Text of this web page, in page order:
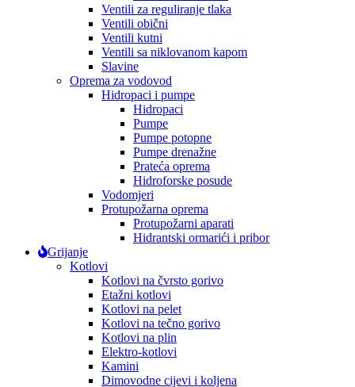
Ventili za reguliranje tlaka
Ventili obični
Ventili kutni
Ventili sa niklovanom kapom
Slavine
Oprema za vodovod
Hidropaci i pumpe
Hidropaci
Pumpe
Pumpe potopne
Pumpe drenažne
Prateća oprema
Hidroforske posude
Vodomjeri
Protupožarna oprema
Protupožarni aparati
Hidrantski ormarići i pribor
Grijanje
Kotlovi
Kotlovi na čvrsto gorivo
Etažni kotlovi
Kotlovi na pelet
Kotlovi na tečno gorivo
Kotlovi na plin
Elektro-kotlovi
Kamini
Dimovodne cijevi i koljena